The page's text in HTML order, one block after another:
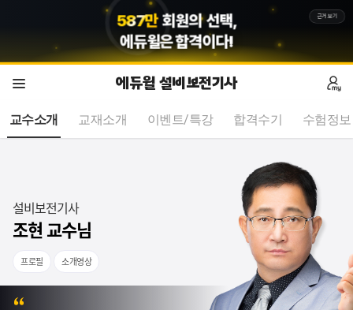
587만 회원의 선택,
에듀윌은 합격이다!
근거보기
에듀윌 설비보전기사
교수소개 교재소개 이벤트/특강 합격수기 수험정보
설비보전기사
조현 교수님
프로필 소개영상
전문가의 꼼꼼한 설명 감사합니다